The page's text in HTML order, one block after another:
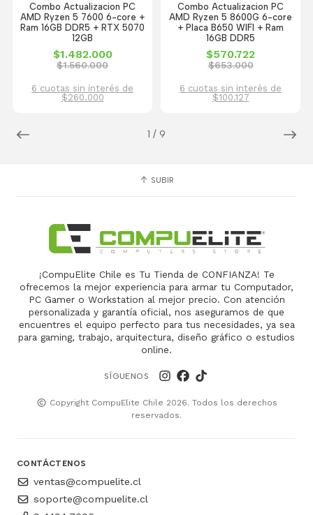
1 / 9
Combo Actualizacion PC
AMD Ryzen 5 7600 6-core +
Ram 16GB DDR5 + RTX 5070
12GB
$1.482.000
$1.560.000
6 cuotas sin interés de
$260.000
Combo Actualizacion PC
AMD Ryzen 5 8600G 6-core
+ Placa B650 WIFI + Ram
16GB DDR5
$570.722
$653.000
6 cuotas sin interés de
$100.127
SUBIR
¡CompuElite Chile es Tu Tienda de CONFIANZA! Te
ofrecemos la mejor experiencia para armar tu Computador,
PC Gamer o Workstation al mejor precio. Con atención
personalizada y garantía oficial, nos aseguramos de que
encuentres el equipo perfecto para tus necesidades, ya sea
para gaming, trabajo, arquitectura, diseño gráfico o estudios
online.
SÍGUENOS
Copyright CompuElite Chile 2026. Todos los derechos
reservados.
CONTÁCTENOS
ventas@compuelite.cl
soporte@compuelite.cl